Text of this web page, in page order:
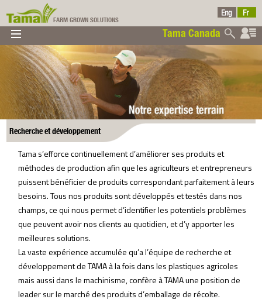
Tama Canada
FARM GROWN SOLUTIONS
Tama Canada
▼
▼
▼
▼
Recherche et développement
Tama s’efforce continuellement d’améliorer ses produits et
méthodes de production afin que les agriculteurs et entrepreneurs
puissent bénéficier de produits correspondant parfaitement à leurs
besoins. Tous nos produits sont développés et testés dans nos
champs, ce qui nous permet d’identifier les potentiels problèmes
que peuvent avoir nos clients au quotidien, et d’y apporter les
meilleures solutions.
La vaste expérience accumulée qu’a l’équipe de recherche et
développement de TAMA à la fois dans les plastiques agricoles
mais aussi dans le machinisme, confère à TAMA une position de
leader sur le marché des produits d’emballage de récolte.